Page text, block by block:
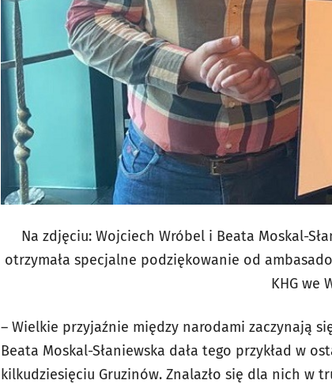
Na zdjęciu: Wojciech Wróbel i Beata Moskal-
otrzymała specjalne podziękowanie od
KHG we
– Wielkie przyjaźnie między narodami zaczynają
Beata Moskal-Słaniewska dała tego przykład w
kilkudziesięciu Gruzinów. Znalazło się dla nich w